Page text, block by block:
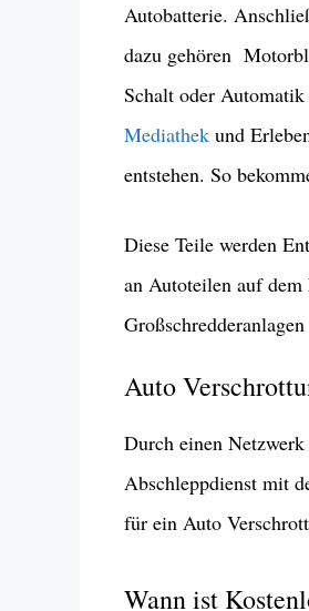
Autobatterie.
dazu gehören
Schalt oder Automatik
Mediathek und
entstehen. So
Diese Teile werden
an Autoteilen auf
Auto
Durch einen
Abschleppdienst mit
für ein Auto
Wann ist